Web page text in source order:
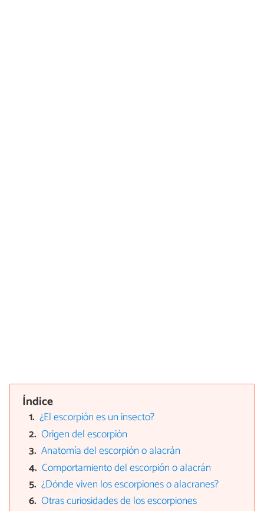
Índice
¿El escorpión es un insecto?
Origen del escorpión
Anatomía del escorpión o alacrán
Comportamiento del escorpión o alacrán
¿Dónde viven los escorpiones o alacranes?
Otras curiosidades de los escorpiones